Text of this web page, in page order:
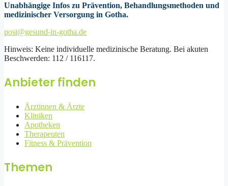
Unabhängige Infos zu Prävention, Behandlungsmethoden und
medizinischer Versorgung in Gotha.
post@gesund-in-gotha.de
Hinweis: Keine individuelle medizinische Beratung. Bei akuten
Beschwerden: 112 / 116117.
Anbieter finden
Ärztinnen & Ärzte
Kliniken
Apotheken
Therapeuten
Fitness & Prävention
Themen